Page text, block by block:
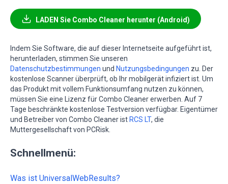
LADEN Sie Combo Cleaner herunter (Android)
Indem Sie Software, die auf dieser Internetseite aufgeführt ist,
herunterladen, stimmen Sie unseren
Datenschutzbestimmungen und Nutzungsbedingungen zu. Der
kostenlose Scanner überprüft, ob Ihr mobilgerät infiziert ist. Um
das Produkt mit vollem Funktionsumfang nutzen zu können,
müssen Sie eine Lizenz für Combo Cleaner erwerben. Auf 7
Tage beschränkte kostenlose Testversion verfügbar. Eigentümer
und Betreiber von Combo Cleaner ist RCS LT, die
Muttergesellschaft von PCRisk.
Schnellmenü:
Was ist UniversalWebResults?